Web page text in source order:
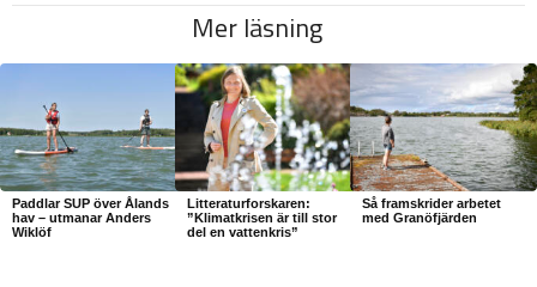
Mer läsning
Paddlar SUP över Ålands
hav – utmanar Anders
Wiklöf
Litteraturforskaren:
”Klimatkrisen är till stor
del en vattenkris”
Så framskrider arbetet
med Granöfjärden